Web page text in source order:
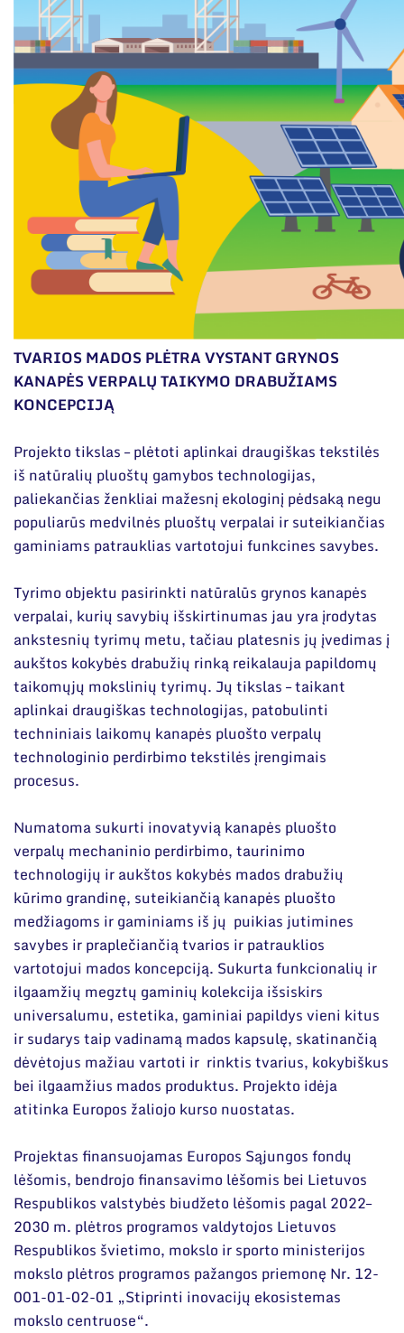
organizacijose bei asociacijose
Moksliniai skyriai
Mokslinės publikacijos
Mokslo projektai
Patentai
Mokslo renginiai
Informacija studentams
Informacija moksleiviams ir mokytojams
Nuo moksleivio iki mokslininko
TVARIOS MADOS PLĖTRA VYSTANT GRYNOS
KANAPĖS VERPALŲ TAIKYMO DRABUŽIAMS
KONCEPCIJĄ
Projekto tikslas – plėtoti aplinkai draugiškas tekstilės
iš natūralių pluoštų gamybos technologijas,
paliekančias ženkliai mažesnį ekologinį pėdsaką negu
populiarūs medvilnės pluoštų verpalai ir suteikiančias
gaminiams patrauklias vartotojui funkcines savybes.
Tyrimo objektu pasirinkti natūralūs grynos kanapės
verpalai, kurių savybių išskirtinumas jau yra įrodytas
ankstesnių tyrimų metu, tačiau platesnis jų įvedimas į
aukštos kokybės drabužių rinką reikalauja papildomų
taikomųjų mokslinių tyrimų. Jų tikslas – taikant
aplinkai draugiškas technologijas, patobulinti
techniniais laikomų kanapės pluošto verpalų
technologinio perdirbimo tekstilės įrengimais
procesus.
Numatoma sukurti inovatyvią kanapės pluošto
verpalų mechaninio perdirbimo, taurinimo
technologijų ir aukštos kokybės mados drabužių
kūrimo grandinę, suteikiančią kanapės pluošto
medžiagoms ir gaminiams iš jų puikias jutimines
savybes ir praplečiančią tvarios ir patrauklios
vartotojui mados koncepciją. Sukurta funkcionalių ir
ilgaamžių megztų gaminių kolekcija išsiskirs
universalumu, estetika, gaminiai papildys vieni kitus
ir sudarys taip vadinamą mados kapsulę, skatinančią
dėvėtojus mažiau vartoti ir rinktis tvarius, kokybiškus
bei ilgaamžius mados produktus. Projekto idėja
atitinka Europos žaliojo kurso nuostatas.
Projektas finansuojamas Europos Sąjungos fondų
lėšomis, bendrojo finansavimo lėšomis bei Lietuvos
Respublikos valstybės biudžeto lėšomis pagal 2022–
2030 m. plėtros programos valdytojos Lietuvos
Respublikos švietimo, mokslo ir sporto ministerijos
mokslo plėtros programos pažangos priemonę Nr. 12-
001-01-02-01 „Stiprinti inovacijų ekosistemas
mokslo centruose“.